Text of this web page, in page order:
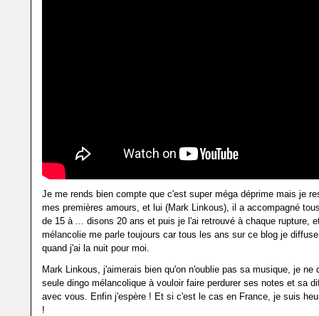
Je me rends bien compte que c'est super méga déprime mais je
mes premières amours, et lui (Mark Linkous), il a accompagné
de 15 à ... disons 20 ans et puis je l'ai retrouvé à chaque rupture,
mélancolie me parle toujours car tous les ans sur ce blog je
quand j'ai la nuit pour moi.
Mark Linkous, j'aimerais bien qu'on n'oublie pas sa musique, je ne
seule dingo mélancolique à vouloir faire perdurer ses notes et sa
avec vous. Enfin j'espère ! Et si c'est le cas en France, je suis
!